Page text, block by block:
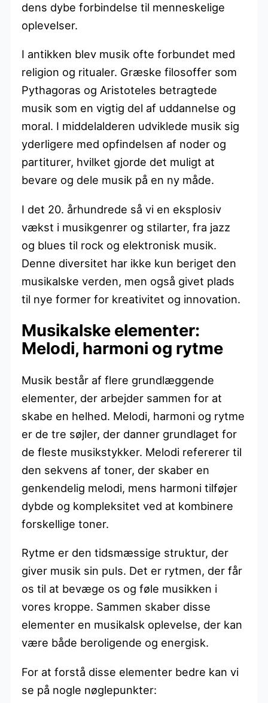
dens dybe forbindelse til menneskelige
oplevelser.
I antikken blev musik ofte forbundet med
religion og ritualer. Græske filosoffer som
Pythagoras og Aristoteles betragtede
musik som en vigtig del af uddannelse og
moral. I middelalderen udviklede musik sig
yderligere med opfindelsen af noder og
partiturer, hvilket gjorde det muligt at
bevare og dele musik på en ny måde.
I det 20. århundrede så vi en eksplosiv
vækst i musikgenrer og stilarter, fra jazz
og blues til rock og elektronisk musik.
Denne diversitet har ikke kun beriget den
musikalske verden, men også givet plads
til nye former for kreativitet og innovation.
Musikalske elementer:
Melodi, harmoni og rytme
Musik består af flere grundlæggende
elementer, der arbejder sammen for at
skabe en helhed. Melodi, harmoni og rytme
er de tre søjler, der danner grundlaget for
de fleste musikstykker. Melodi refererer til
den sekvens af toner, der skaber en
genkendelig melodi, mens harmoni tilføjer
dybde og kompleksitet ved at kombinere
forskellige toner.
Rytme er den tidsmæssige struktur, der
giver musik sin puls. Det er rytmen, der får
os til at bevæge os og føle musikken i
vores kroppe. Sammen skaber disse
elementer en musikalsk oplevelse, der kan
være både beroligende og energisk.
For at forstå disse elementer bedre kan vi
se på nogle nøglepunkter: